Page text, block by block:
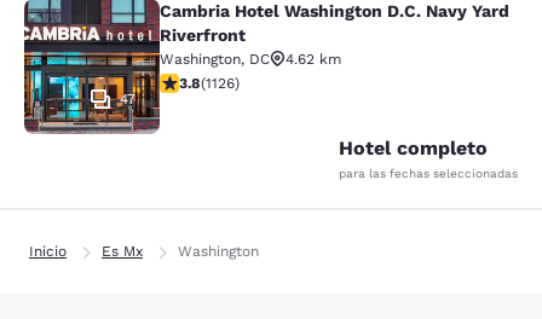
Cambria Hotel Washington D.C.
47
Cambria Hotel Washington D.C. Navy Yard
Riverfront
Washington, DC
4.62 km
calificación de 3.8 estrellas. Bueno. 1126 reseñas
3.8(1126)
Hotel completo
para las fechas seleccionadas
Inicio Es Mx Washington